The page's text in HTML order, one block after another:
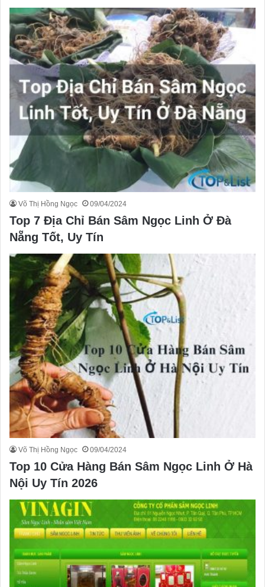
Võ Thị Hồng Ngọc 09/04/2024
Top 7 Địa Chỉ Bán Sâm Ngọc Linh Ở Đà
Nẵng Tốt, Uy Tín
Võ Thị Hồng Ngọc 09/04/2024
Top 10 Cửa Hàng Bán Sâm Ngọc Linh Ở Hà
Nội Uy Tín 2026